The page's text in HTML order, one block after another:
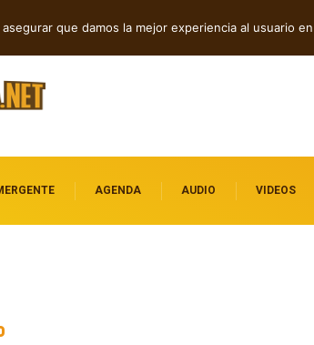
AGENDA AUDIO VIDEOS
que damos la mejor experiencia al usuario